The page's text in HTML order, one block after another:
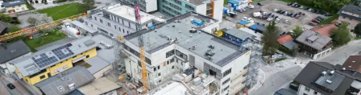
Betrieb. Ein klares Bekenntnis zur bestmöglichen
regionalen Gesundheitsversorgung.